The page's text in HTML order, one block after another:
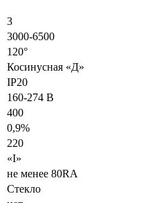
3
3000-6500
120°
Косинусная «Д»
IP20
160-274 В
400
0,9%
220
«I»
не менее 80RA
Стекло